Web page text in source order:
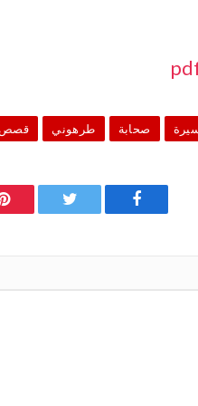
صحابة طرهوني قصص
فيسبوك تويتر